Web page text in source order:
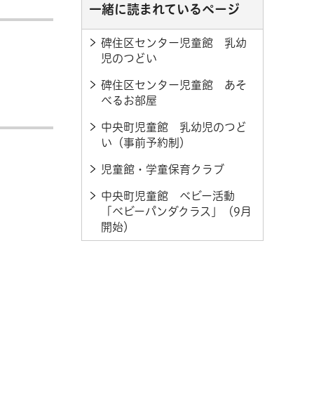
一緒に読まれているページ
碑住区センター児童館 乳幼
児のつどい
碑住区センター児童館 あそ
べるお部屋
中央町児童館 乳幼児のつど
い（事前予約制）
児童館・学童保育クラブ
中央町児童館 ベビー活動
「ベビーパンダクラス」（9月
開始）